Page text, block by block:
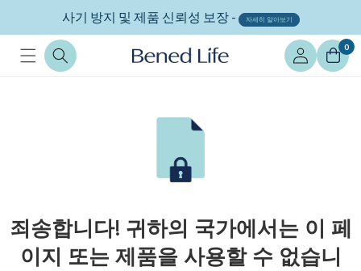
로 건너
뛰기
사기 방지 및 제품 신뢰성 보장 - 자세히 알아보기
로
그
인
0
죄송합니다! 귀하의 국가에서는 이 페
이지 또는 제품을 사용할 수 없습니